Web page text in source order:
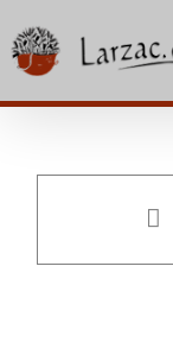
to
content